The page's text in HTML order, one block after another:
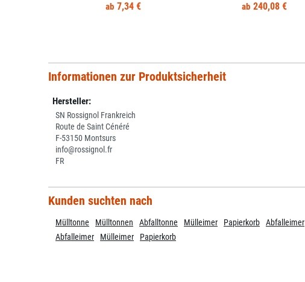
7,34 € 240,08 €
Informationen zur Produktsicherheit
Hersteller:
SN Rossignol Frankreich
Route de Saint Cénéré
F-53150 Montsurs
info@rossignol.fr
FR
Kunden suchten nach
Mülltonne Mülltonnen Abfalltonne Mülleimer Papierkorb Abfalleimer
Abfalleimer
Mülleimer Papierkorb